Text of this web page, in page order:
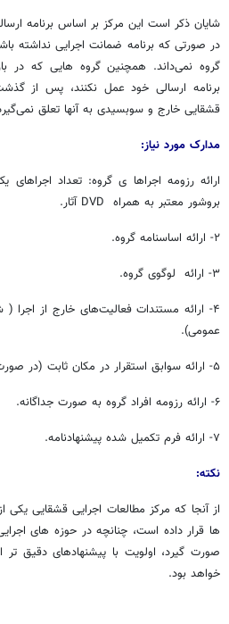
شایان ذکر است این مرکز بر اساس برنامه‌
در صورتی که برنامه ضمانت اجرایی نداشته
گروه نمی‌داند. همچنین گروه هایی که در
برنامه‌ ارسالی خود عمل نکنند، پس از
قشقایی خارج و سوبسیدی به آنها تعلق
مدارک مورد نیاز:
ارائه‌ رزومه‌ اجرا‌ها ی گروه: تعداد اجراهای
بروشور معتبر به همراه DVD آثار.
۲- ارائه‌ اساسنامه گروه.
۳- ارائه لوگوی گروه.
۴- ارائه‌ مستندات فعالیت‌های خارج از اجرا
عمومی).
۵- ارائه‌ سوابق استقرار در مکان ثابت (در صورت موجود بودن)
۶- ارائه رزومه افراد گروه به صورت جداگانه.
۷- ارائه فرم تکمیل شده پیشنهادنامه.
نکته:
از آنجا که مرکز مطالعات اجرایی قشقایی یکی
ها قرار داده است، چنانچه در حوزه های
صورت گیرد، اولویت با پیشنهادهای دقیق
خواهد بود.